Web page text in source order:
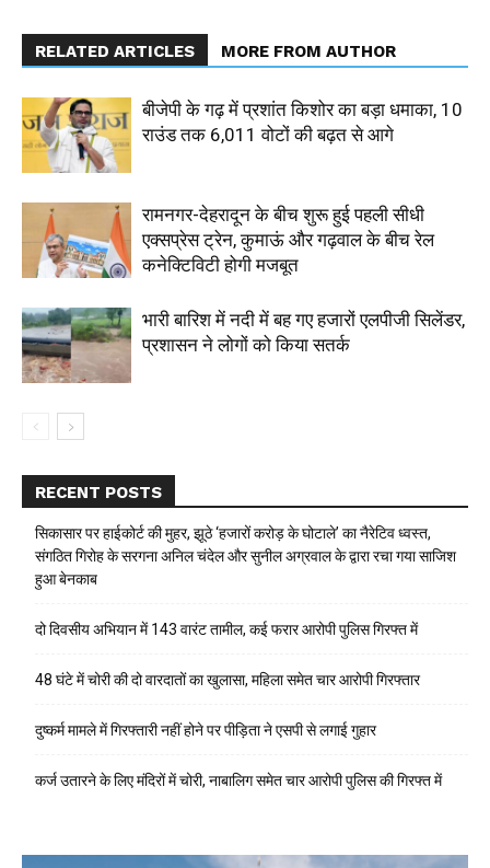
RELATED ARTICLES MORE FROM AUTHOR
बीजेपी के गढ़ में प्रशांत किशोर का बड़ा धमाका, 10
राउंड तक 6,011 वोटों की बढ़त से आगे
रामनगर-देहरादून के बीच शुरू हुई पहली सीधी
एक्सप्रेस ट्रेन, कुमाऊं और गढ़वाल के बीच रेल
कनेक्टिविटी होगी मजबूत
भारी बारिश में नदी में बह गए हजारों एलपीजी सिलेंडर,
प्रशासन ने लोगों को किया सतर्क
RECENT POSTS
सिकासार पर हाईकोर्ट की मुहर, झूठे ‘हजारों करोड़ के घोटाले’ का नैरेटिव ध्वस्त,
संगठित गिरोह के सरगना अनिल चंदेल और सुनील अग्रवाल के द्वारा रचा गया साजिश
हुआ बेनकाब
दो दिवसीय अभियान में 143 वारंट तामील, कई फरार आरोपी पुलिस गिरफ्त में
48 घंटे में चोरी की दो वारदातों का खुलासा, महिला समेत चार आरोपी गिरफ्तार
दुष्कर्म मामले में गिरफ्तारी नहीं होने पर पीड़िता ने एसपी से लगाई गुहार
कर्ज उतारने के लिए मंदिरों में चोरी, नाबालिग समेत चार आरोपी पुलिस की गिरफ्त में